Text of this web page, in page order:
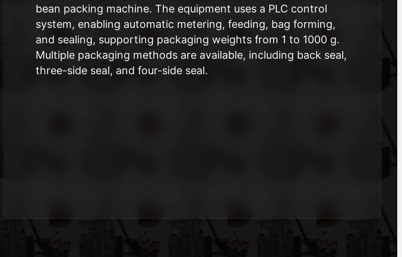
bean packing machine. The equipment uses a PLC control
system, enabling automatic metering, feeding, bag forming,
and sealing, supporting packaging weights from 1 to 1000 g.
Multiple packaging methods are available, including back seal,
three-side seal, and four-side seal.